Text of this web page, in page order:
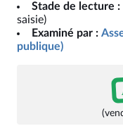
Stade de lecture :
saisie)
Examiné par :
publique)